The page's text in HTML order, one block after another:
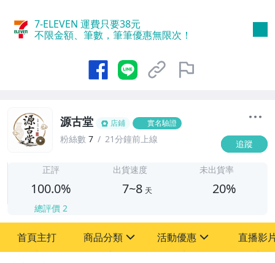
7-ELEVEN 運費只要38元
不限金額、筆數，筆筆優惠無限次！
源古堂 店鋪 實名驗證
粉絲數 7 21分鐘前上線 追蹤
正評
100.0%
總評價 2
出貨速度
7~8 天
未出貨率
20%
首頁主打 商品分類 活動優惠 直播影